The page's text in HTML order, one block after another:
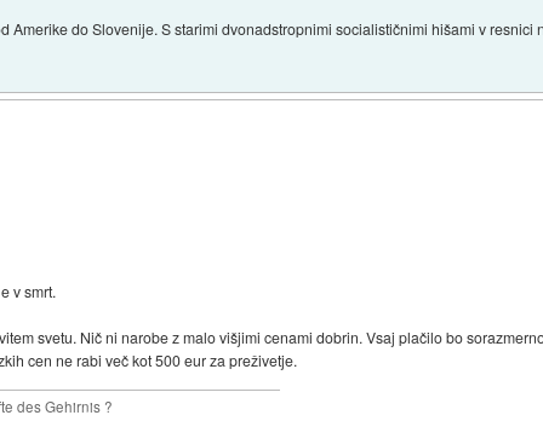
Amerike do Slovenije. S starimi dvonadstropnimi socialističnimi hišami v
v smrt.
svetu. Nič ni narobe z malo višjimi cenami dobrin. Vsaj plačilo bo
cen ne rabi več kot 500 eur za preživetje.
des Gehirnis ?